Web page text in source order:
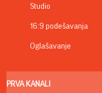
Studio
16:9 podešavanja
Oglašavanje
PRVA KANALI